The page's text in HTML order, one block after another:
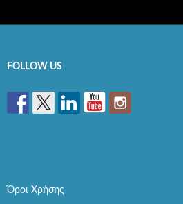
FOLLOW US
Όροι Χρήσης